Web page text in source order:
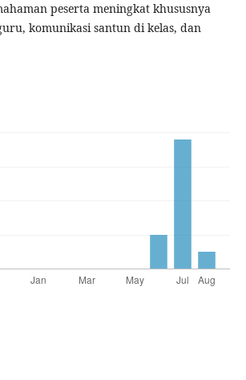
peserta meningkat khususnya
komunikasi santun di kelas, dan